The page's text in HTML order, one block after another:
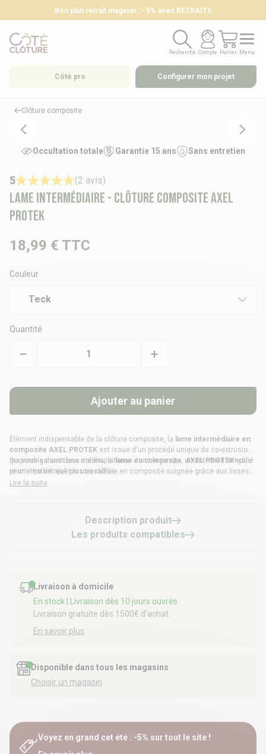
Bon plan retrait magasin : –5% avec RETRAIT5
Recherche
Recherche
Compte
Compte
Panier
Panier
Menu
Menu
Côté pro Configurer mon projet
Clôture composite
Lame intermédiaire - Clôture composite AXEL
PROTEK
5 (2 avis)
Occultation totale Garantie 15 ans Sans entretien
18,99 € TTC
Couleur
Teck
Quantité
Ajouter au panier
Elément indispensable de la clôture composite, la lame intermédiaire en
composite AXEL PROTEK est issue d'un procédé unique de co-extrusion
qui vous garantit une meilleure tenue dans le temps, un entretien simplifié
et une esthétique plus travaillée.
Disponible dans deux coloris, la lame en composite AXEL PROTEKvous
permettra de réaliser une clôture en composite soignée grâce aux lisses
aluminium et aux
Lire la suite
Description produit
Les produits compatibles
Livraison à domicile
En stock
| Livraison dès 10 jours ouvrés
Livraison gratuite dès 1500€ d’achat.
En savoir plus
Disponible dans tous les magasins
Choisir un magasin
Voyez en grand cet été : -5% sur tout le site !